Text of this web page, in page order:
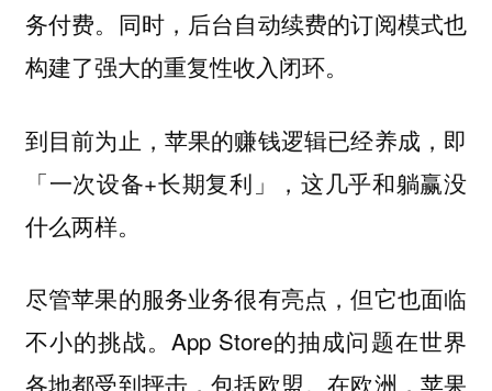
务付费。同时，后台自动续费的订阅模式也
构建了强大的重复性收入闭环。
到目前为止，苹果的赚钱逻辑已经养成，即
「一次设备+长期复利」，这几乎和躺赢没
什么两样。
尽管苹果的服务业务很有亮点，但它也面临
不小的挑战。App Store的抽成问题在世界
各地都受到抨击，包括欧盟。在欧洲，苹果